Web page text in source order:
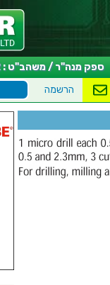
ספק מנה"ר / משהב"ט : 083-074572
הרשמה